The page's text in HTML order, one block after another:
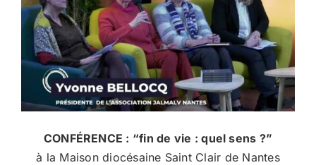
CONFÉRENCE : “fin de vie : quel sens ?”
à la Maison diocésaine Saint Clair de Nantes